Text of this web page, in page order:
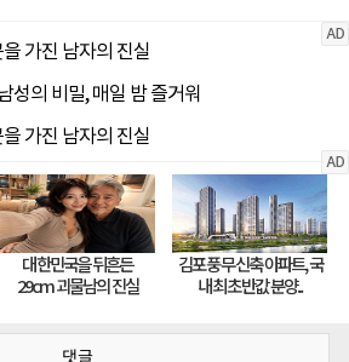
댓글